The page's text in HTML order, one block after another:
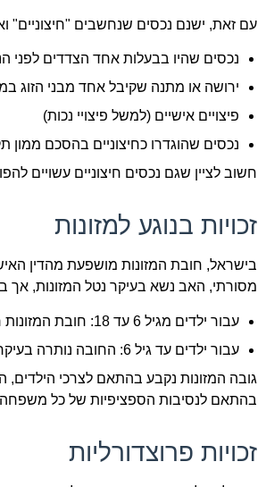
עם זאת, ישנם נכסים שנחשבים "חיצוניים"
נכסים שהיו בבעלות אחד הצדדים לפני
ירושה או מתנה שקיבל אחד מבני הזוג
פיצויים אישיים (למשל פיצויי נכות)
נכסים שהוגדרו כחיצוניים בהסכם ממון
חשוב לציין שגם נכסים חיצוניים עשויים
זכויות בנוגע למזונות
בישראל, חובת המזונות מושפעת מהדין
מסורתי, האב נשא בעיקר נטל המזונות, אך בעקבות פסיקת
עבור ילדים מגיל 6 עד 18: חובת המזונות חלה על שני ההורים באופן שווה, בהתאם ליכולתם הכלכלית וזמני השהות עם הילדים
עבור ילדים עד גיל 6: החובה נותרה בעיקרה על האב, אם כי גם לאם יש חובת השתתפות
גובה המזונות נקבע בהתאם לצרכי הילדים,
בהתאם לנסיבות הספציפיות של כל
זכויות פרוצדורליות